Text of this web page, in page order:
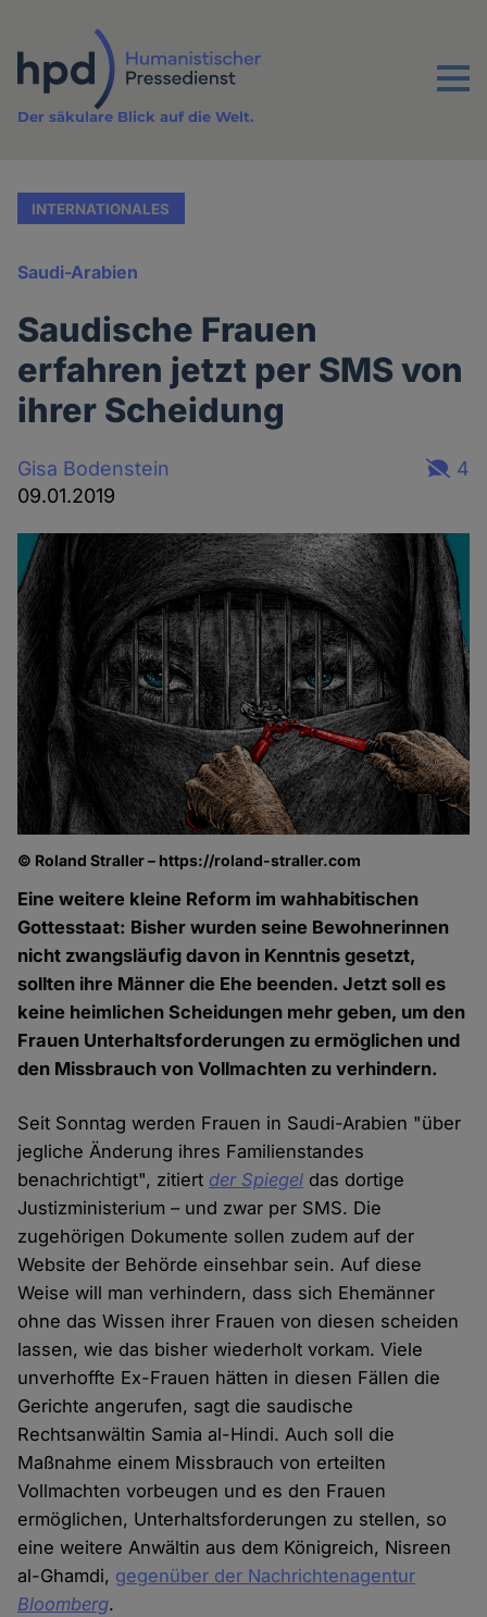
Inhalt
Menu
Der säkulare Blick auf die Welt.
INTERNATIONALES
Saudi-Arabien
Saudische Frauen
erfahren jetzt per SMS von
ihrer Scheidung
Gisa Bodenstein
09.01.2019
4
© Roland Straller – https://roland-straller.com
Eine weitere kleine Reform im wahhabitischen
Gottesstaat: Bisher wurden seine Bewohnerinnen
nicht zwangsläufig davon in Kenntnis gesetzt,
sollten ihre Männer die Ehe beenden. Jetzt soll es
keine heimlichen Scheidungen mehr geben, um den
Frauen Unterhaltsforderungen zu ermöglichen und
den Missbrauch von Vollmachten zu verhindern.
Seit Sonntag werden Frauen in Saudi-Arabien "über
jegliche Änderung ihres Familienstandes
benachrichtigt", zitiert der Spiegel das dortige
Justizministerium – und zwar per SMS. Die
zugehörigen Dokumente sollen zudem auf der
Website der Behörde einsehbar sein. Auf diese
Weise will man verhindern, dass sich Ehemänner
ohne das Wissen ihrer Frauen von diesen scheiden
lassen, wie das bisher wiederholt vorkam. Viele
unverhoffte Ex-Frauen hätten in diesen Fällen die
Gerichte angerufen, sagt die saudische
Rechtsanwältin Samia al-Hindi. Auch soll die
Maßnahme einem Missbrauch von erteilten
Vollmachten vorbeugen und es den Frauen
ermöglichen, Unterhaltsforderungen zu stellen, so
eine weitere Anwältin aus dem Königreich, Nisreen
al-Ghamdi, gegenüber der Nachrichtenagentur
Bloomberg.